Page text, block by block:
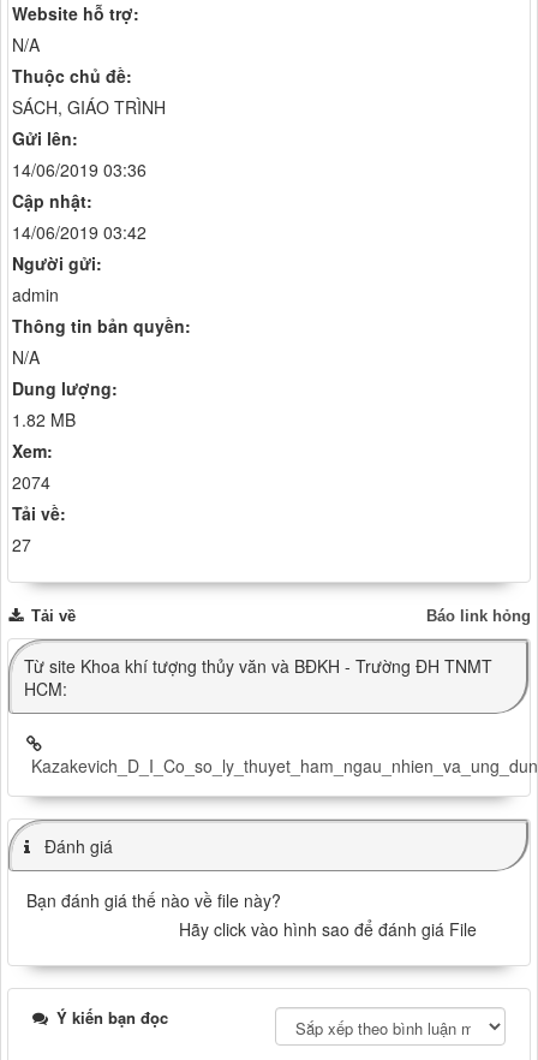
Website hỗ trợ:
N/A
Thuộc chủ đề:
SÁCH, GIÁO TRÌNH
Gửi lên:
14/06/2019 03:36
Cập nhật:
14/06/2019 03:42
Người gửi:
admin
Thông tin bản quyền:
N/A
Dung lượng:
1.82 MB
Xem:
2074
Tải về:
27
Báo link hỏng
Tải về
Từ site Khoa khí tượng thủy văn và BĐKH - Trường ĐH TNMT
HCM:
Đánh giá
Bạn đánh giá thế nào về file này?
Hãy click vào hình sao để đánh giá File
Ý kiến bạn đọc